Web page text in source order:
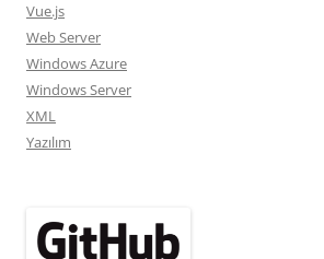
Vue.js
Web Server
Windows Azure
Windows Server
XML
Yazılım